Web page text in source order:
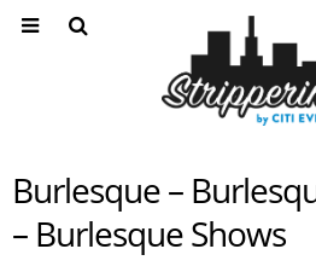
Burlesque –
– Burlesque Shows